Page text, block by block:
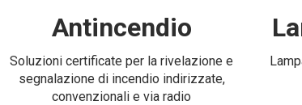
Antincendio
Soluzioni certificate per la rivelazione e
segnalazione di incendio indirizzate,
convenzionali e via radio